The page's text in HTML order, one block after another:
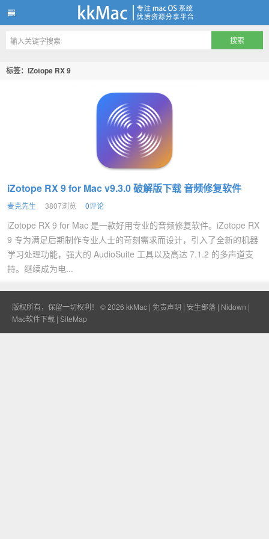
kkMac
标签：iZotope RX 9
iZotope RX 9 for Mac v9.3.0 破解版下载 音频修复软件
麦克先生 3807浏览 0评论
iZotope RX 9 for Mac 是一款好用专业的音频修复软件。iZotope RX
9 专为满足后期制作专业人士的苛刻需求而设计，引入了全新的机器
学习处理功能，强大的 AudioSuite 工具以及高达 7.1.2 的多声道支
持。继续成为电...
版权所有，保留一切权利！ © 2026 kkMac | 免责声明 | 安生部落 | Nidown |
Mac软件下载 | SiteMap